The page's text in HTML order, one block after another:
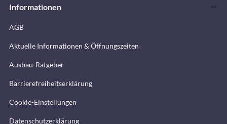
Informationen
AGB
Aktuelle Informationen & Öffnungszeiten
Ausbau-Ratgeber
Barrierefreiheitserklärung
Cookie-Einstellungen
Datenschutzerklärung